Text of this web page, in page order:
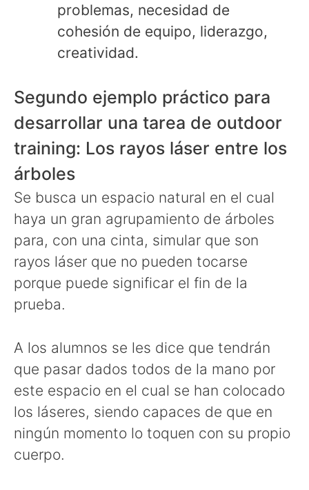
problemas, necesidad de
cohesión de equipo, liderazgo,
creatividad.
Segundo ejemplo práctico para
desarrollar una tarea de outdoor
training: Los rayos láser entre los
árboles
Se busca un espacio natural en el cual
haya un gran agrupamiento de árboles
para, con una cinta, simular que son
rayos láser que no pueden tocarse
porque puede significar el fin de la
prueba.
A los alumnos se les dice que tendrán
que pasar dados todos de la mano por
este espacio en el cual se han colocado
los láseres, siendo capaces de que en
ningún momento lo toquen con su propio
cuerpo.